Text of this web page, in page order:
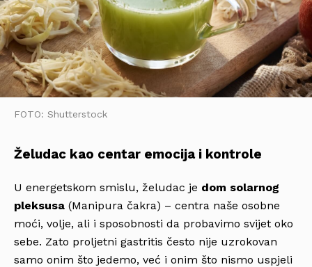
FOTO: Shutterstock
Želudac kao centar emocija i kontrole
U energetskom smislu, želudac je dom solarnog
pleksusa (Manipura čakra) – centra naše osobne
moći, volje, ali i sposobnosti da probavimo svijet oko
sebe. Zato proljetni gastritis često nije uzrokovan
samo onim što jedemo, već i onim što nismo uspjeli